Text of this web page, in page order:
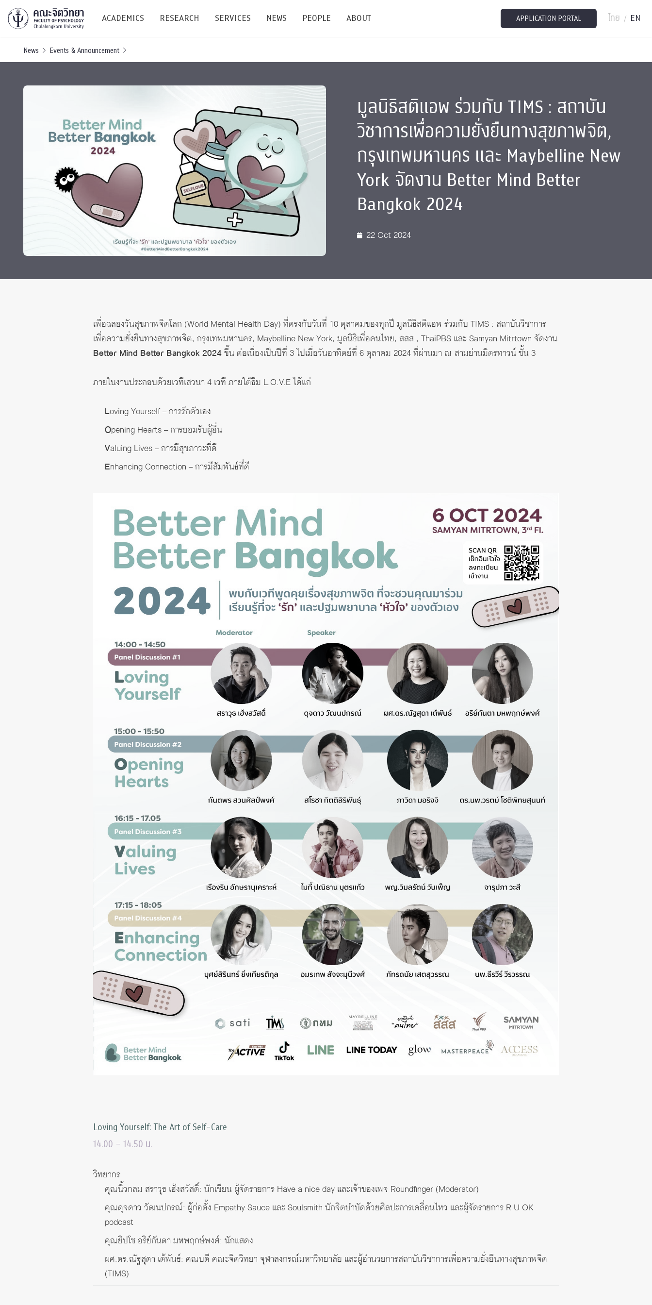
ACADEMICS
Bachelor of Science
(B.Sc.)
Graduate
Master's and PhD
Current Students
RESEARCH
Research Publications
Conference
International Conference & Symposium
TICP 2023
SSBW Activities
Grants and Awards
SERVICES
PSY Stats Clinic
Wellness Center
Psychological Center for Effective Organization
Life Di
CU Radio
NEWS
Events & Announcement
Lectures & Talks
Workshops
PEOPLE
Staffs
Management
ABOUT
เชิดชูศิษย์เก่า
Giving
Annual Reports
Contact Us
Intranet
APPLICATION PORTAL ไทย / EN
News Events & Announcement
มูลนิธิสติแอพ ร่วมกับ TIMS : สถาบัน
วิชาการเพื่อความยั่งยืนทางสุขภาพจิต,
กรุงเทพมหานคร และ Maybelline New
York จัดงาน Better Mind Better
Bangkok 2024
22 Oct 2024
เพื่อฉลองวันสุขภาพจิตโลก (World Mental Health Day) ที่ตรงกับวันที่ 10 ตุลาคมของทุกปี มูลนิธิสติแอพ ร่วมกับ TIMS : สถาบันวิชาการ
เพื่อความยั่งยืนทางสุขภาพจิต, กรุงเทพมหานคร, Maybelline New York, มูลนิธิเพื่อคนไทย, สสส., ThaiPBS และ Samyan Mitrtown จัดงาน
Better Mind Better Bangkok 2024ขี้น ต่อเนื่องเป็นปีที่ 3 ไปเมื่อวันอาทิตย์ที่ 6 ตุลาคม 2024 ที่ผ่านมา ณ สามย่านมิตรทาวน์ ชั้น 3
ภายในงานประกอบด้วยเวทีเสวนา 4 เวที ภายใต้ธีม L.O.V.E ได้แก่
Loving Yourself – การรักตัวเอง
Opening Hearts – การยอมรับผู้อื่น
Valuing Lives – การมีสุขภาวะที่ดี
Enhancing Connection – การมีสัมพันธ์ที่ดี
Loving Yourself: The Art of Self-Care
14.00 – 14.50 น.
วิทยากร
คุณนิ้วกลม สราวุธ เฮ้งสวัสดิ์: นักเขียน ผู้จัดรายการ Have a nice day และเจ้าของเพจ Roundfinger (Moderator)
คุณดุจดาว วัฒนปกรณ์: ผู้ก่อตั้ง Empathy Sauce และ Soulsmith นักจิตบำบัดด้วยศิลปะการเคลื่อนไหว และผู้จัดรายการ R U OK
podcast
คุณยิปโซ อริย์กันตา มหพฤกษ์พงศ์: นักแสดง
ผศ.ดร.ณัฐสุดา เต้พันธ์: คณบดี คณะจิตวิทยา จุฬาลงกรณ์มหาวิทยาลัย และผู้อำนวยการสถาบันวิชาการเพื่อความยั่งยืนทางสุขภาพจิต
(TIMS)